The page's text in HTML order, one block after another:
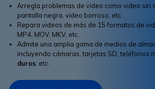
Sala de prensa
Tienda
Soporte
Repara y mejora archivos con
multiplataforma
Pruébalo Gratis
Para PC
En Línea
¿Por qué Repairit?
Experto en Reparación de Datos
Perspectiva Tecnológica
Recursos
Soluciones de Video
Precios
Arregla problemas de video como video sin
pantalla negra, video borroso, etc.
Repara videos de más de 15 formatos de
MP4, MOV, MKV, etc.
Admite una amplia gama de medios de
incluyendo cámaras, tarjetas SD, teléfonos
duros, etc.